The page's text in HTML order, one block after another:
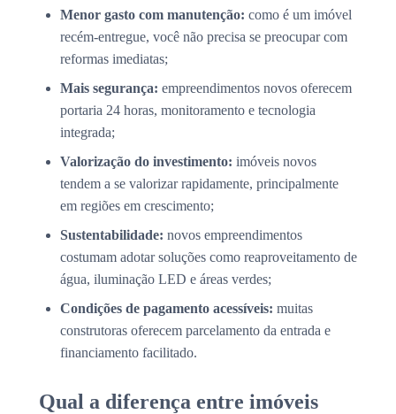
Menor gasto com manutenção: como é um imóvel
recém-entregue, você não precisa se preocupar com
reformas imediatas;
Mais segurança: empreendimentos novos oferecem
portaria 24 horas, monitoramento e tecnologia
integrada;
Valorização do investimento: imóveis novos
tendem a se valorizar rapidamente, principalmente
em regiões em crescimento;
Sustentabilidade: novos empreendimentos
costumam adotar soluções como reaproveitamento de
água, iluminação LED e áreas verdes;
Condições de pagamento acessíveis: muitas
construtoras oferecem parcelamento da entrada e
financiamento facilitado.
Qual a diferença entre imóveis